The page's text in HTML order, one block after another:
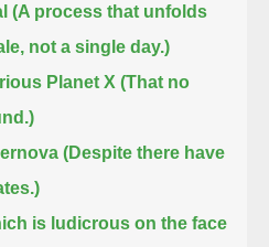
(A process that unfolds
not a single day.)
Planet X (That no
(Despite there have
is ludicrous on the face